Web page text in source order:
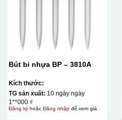
Bút bi nhựa BP – 3810A
Kích thước:
TG sản xuất: 10 ngày ngày
1**000 ₫
Đăng kýhoặc Đăng nhậpđể xem giá